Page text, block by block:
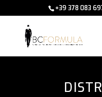
+39 378 083